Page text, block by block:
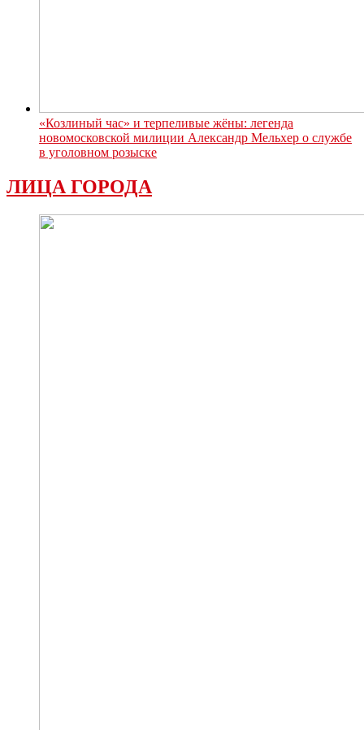
«Козлиный час» и терпеливые жёны: легенда
новомосковской милиции Александр Мельхер о службе
в уголовном розыске
ЛИЦА ГОРОДА